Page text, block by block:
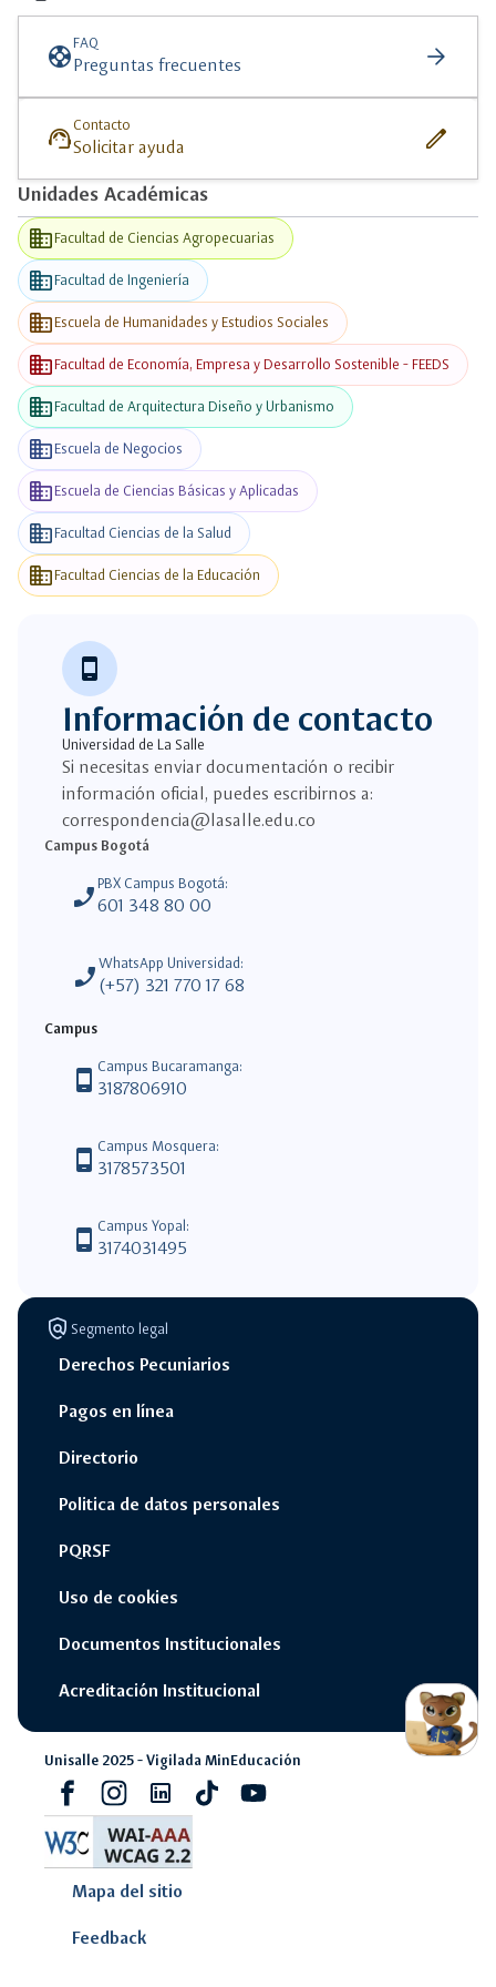
más
información
supportFAQ
Preguntas frecuentes arrow_forward
support_agent Contacto
Solicitar ayuda edit
Unidades Académicas
businessFacultad de Ciencias Agropecuarias
businessFacultad de Ingeniería
businessEscuela de Humanidades y Estudios Sociales
businessFacultad de Economía, Empresa y Desarrollo Sostenible - FEEDS
businessFacultad de Arquitectura Diseño y Urbanismo
businessEscuela de Negocios
businessEscuela de Ciencias Básicas y Aplicadas
businessFacultad Ciencias de la Salud
businessFacultad Ciencias de la Educación
switch_access_shortcut Opciones Rápidas close
navigate_next Campus Unisalle Virtual
navigate_next
rápidas
phone_android
Información de contacto
Universidad de La Salle
Si necesitas enviar documentación o recibir
información oficial, puedes escribirnos a:
correspondencia@lasalle.edu.co
Campus Bogotá
phone_enabled PBX Campus Bogotá:
601 348 80 00
phone_enabled WhatsApp Universidad:
(+57) 321 770 17 68
Campus
phone_android Campus Bucaramanga:
3187806910
phone_android Campus Mosquera:
3178573501
phone_android Campus Yopal:
3174031495
policy Segmento legal
Derechos Pecuniarios
Pagos en línea
Directorio
Politica de datos personales
PQRSF
Uso de cookies
Documentos Institucionales
Acreditación Institucional
Unisalle 2025 - Vigilada MinEducación
FacebookInstagramLinkedinTiktokyoutube
Mapa del sitio
Feedback